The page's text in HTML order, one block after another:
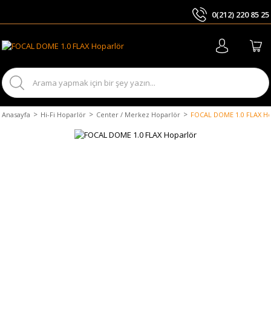
0(212) 220 85 25
Anasayfa Hi-Fi Hoparlör Center / Merkez Hoparlör FOCAL DOME 1.0 FLAX